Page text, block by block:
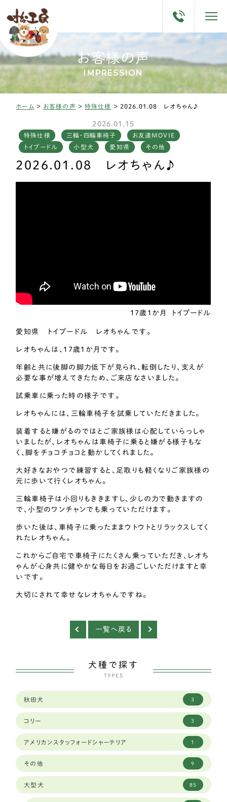
お客様の声
IMPRESSION
ホーム > お客様の声 >特殊仕様 > 2026.01.08 レオちゃん♪
2026.01.15
特殊仕様 三輪・四輪車椅子
お友達MOVIE
トイプードル
小型犬 愛知県 その他
2026.01.08 レオちゃん♪
17歳1か月 トイプードル
愛知県 トイプードル レオちゃんです。
レオちゃんは、17歳1か月です。
年齢と共に後脚の脚力低下が見られ、転倒したり、支えが
必要な事が増えてきたため、ご来店なさいました。
試乗車に乗った時の様子です。
レオちゃんには、三輪車椅子を試乗していただきました。
装着すると嫌がるのではとご家族様は心配していらっしゃ
いましたが、レオちゃんは車椅子に乗ると嫌がる様子もな
く、脚をチョコチョコと動かしてくれました。
大好きなおやつで練習すると、足取りも軽くなりご家族様の
元に歩いて行くレオちゃん。
三輪車椅子は小回りもききますし、少しの力で動きますの
で、小型のワンチャンでも乗っていただけます。
歩いた後は、車椅子に乗ったままウトウトとリラックスしてく
れたレオちゃん。
これからご自宅で車椅子にたくさん乗っていただき、レオち
ゃんが心身共に健やかな毎日をお過ごしいただけますと幸
いです。
大切にされて幸せなレオちゃんですね。
一覧へ戻る
犬種で探す
TYPES
秋田犬 3
コリー 3
アメリカンスタッフォードシャーテリア 1
その他 9
大型犬 85